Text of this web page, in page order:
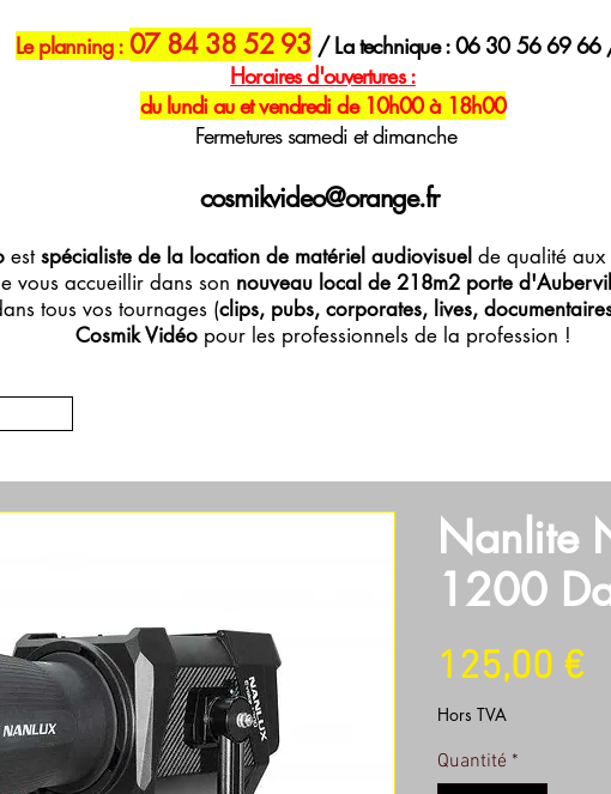
Le planning : 07 84 38 52 93 / La technique : 06 30 56 69
Horairesd'ouvertures :
du lundi au et vendredi de 10h00 à 18h00
Fermetures samedi et dimanche
cosmikvideo@orange.fr
estspécialiste de la location de matériel audiovisuel de qualité aux
vous accueillir dans son nouveau local de 218m2 porte
tous vos tournages (clips, pubs, corporates, lives,
Cosmik Vidéopour les professionnels de la profession !
Nanlite
1200
125,00 €
Hors TVA
Quantité *